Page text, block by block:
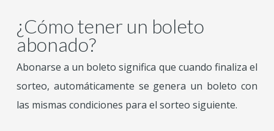
¿Cómo tener un boleto
abonado?
Abonarse a un boleto significa que cuando finaliza el
sorteo, automáticamente se genera un boleto con
las mismas condiciones para el sorteo siguiente.